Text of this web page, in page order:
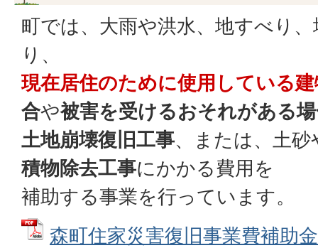
町では、大雨や洪水、地すべり
り、
現在居住のために使用している
合や被害を受けるおそれがある
土地崩壊復旧工事、または、土
積物除去工事にかかる費用を
補助する事業を行っています。
森町住家災害復旧事業費補助